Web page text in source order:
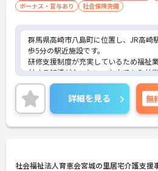
ボーナス・賞与あり
社会保険完備
群馬県高崎市八島町に位置し、JR高崎
歩5分の駅近施設です。
研修支援制度が充実しているため福祉
対する知識がないといった方でも入社
や実地研修を通して学ぶことが出来ま
実際に職場実習・体験をすることが出来
社後の認識違いを防ぐことが出来ます
また年間休日が120日とワークライフ
実しています◎
たらしい働き方を目指せる職場になっ
興味のある方は是非お気軽にお問合せく
詳細を見る 無
社会福祉法人育恵会宮城の里居宅介護支援